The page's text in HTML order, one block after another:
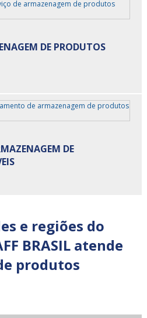
docking
DE PRODUTOS
DE
e regiões do
BRASIL atende
produtos